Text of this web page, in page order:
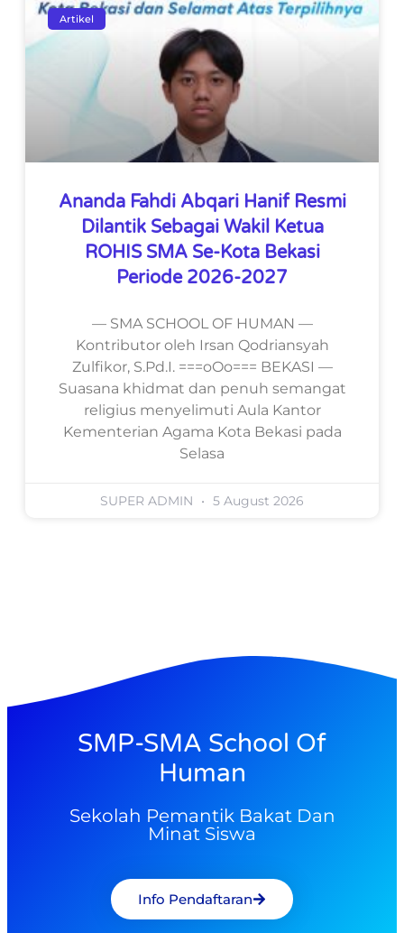
Artikel
Ananda Fahdi Abqari Hanif Resmi
Dilantik Sebagai Wakil Ketua
ROHIS SMA Se-Kota Bekasi
Periode 2026-2027
— SMA SCHOOL OF HUMAN —
Kontributor oleh Irsan Qodriansyah
Zulfikor, S.Pd.I. ===oOo=== BEKASI —
Suasana khidmat dan penuh semangat
religius menyelimuti Aula Kantor
Kementerian Agama Kota Bekasi pada
Selasa
SUPER ADMIN 5 August 2026
SMP-SMA School Of
Human
Sekolah Pemantik Bakat Dan
Minat Siswa
Info Pendaftaran